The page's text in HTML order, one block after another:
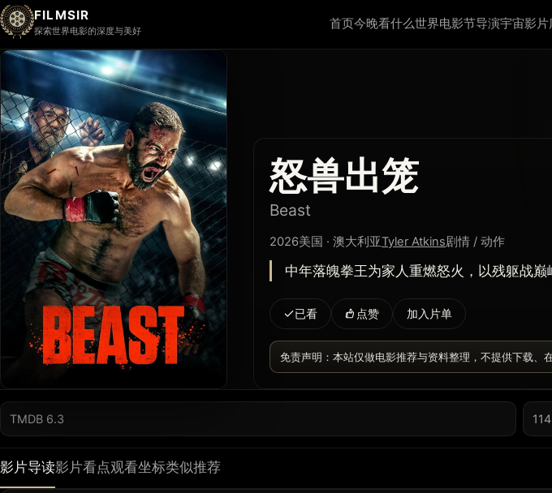
FILMSIR
探索世界电影的深度与美好 首页今晚看什么世界电影节导演宇宙影片
怒兽出笼
Beast
2026美国 · 澳大利亚Tyler Atkins剧情 / 动作
中年落魄拳王为家人重燃怒火，以残躯战巅
已看 点赞 加入片单
免责声明：本站仅做电影推荐与资料整理，不提供下载、
TMDB 6.3
影片导读影片看点观看坐标类似推荐